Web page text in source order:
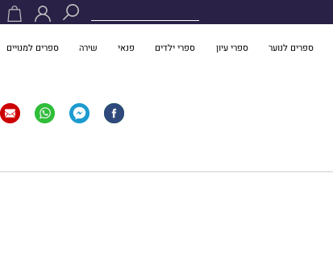
ספרים לנוער ספרי עיון ספרי ילדים פנאי שירה ספרים למנויים